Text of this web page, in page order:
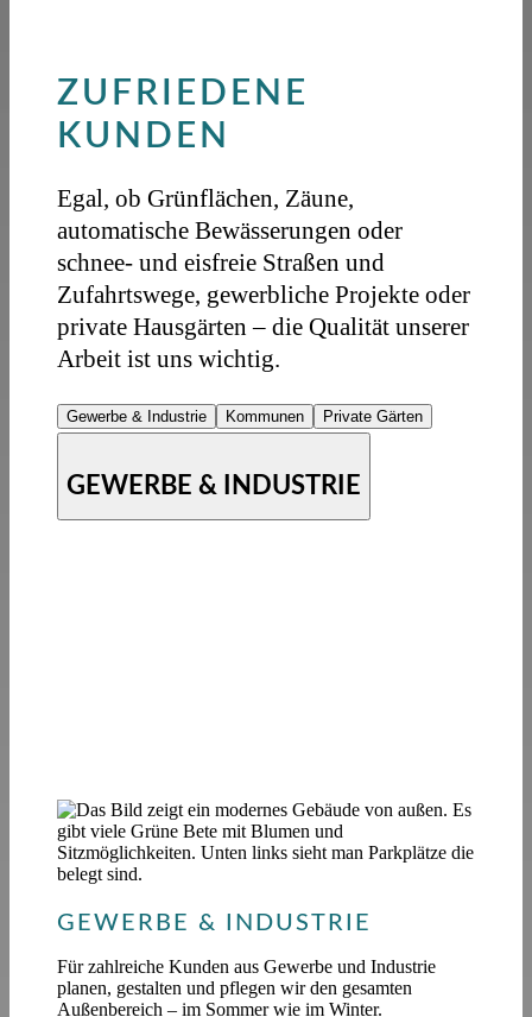
ZUFRIEDENE
KUNDEN
Egal, ob Grünflächen, Zäune,
automatische Bewässerungen oder
schnee- und eisfreie Straßen und
Zufahrtswege, gewerbliche Projekte oder
private Hausgärten – die Qualität unserer
Arbeit ist uns wichtig.
Gewerbe & Industrie Kommunen Private Gärten
GEWERBE & INDUSTRIE
GEWERBE & INDUSTRIE
Für zahlreiche Kunden aus Gewerbe und Industrie
planen, gestalten und pflegen wir den gesamten
Außenbereich – im Sommer wie im Winter.